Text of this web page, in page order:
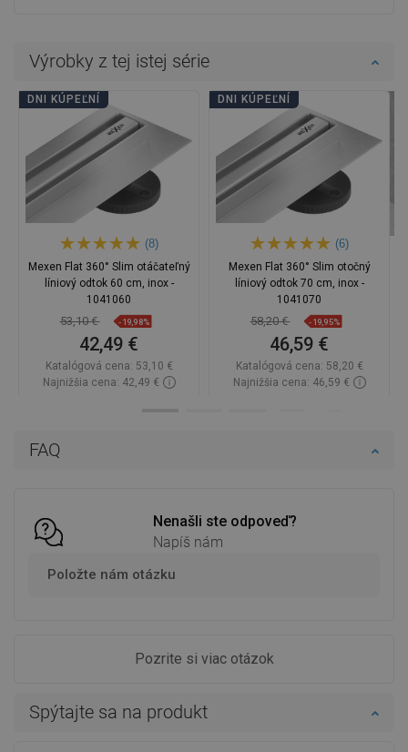
FAQ
Nenašli ste odpoveď?
Napíš nám
Položte nám otázku
Pozrite si viac otázok
Spýtajte sa na produkt
Výrobky z tej istej série
DNI KÚPEĽNÍ
(8)
Mexen Flat 360° Slim otáčateľný
líniový odtok 60 cm, inox -
1041060
53,10 € -19,98%
42,49 €
Katalógová cena: 53,10 €
Najnižšia cena: 42,49 €
DNI KÚPEĽNÍ
(6)
Mexen Flat 360° Slim otočný
líniový odtok 70 cm, inox -
1041070
58,20 € -19,95%
46,59 €
Katalógová cena: 58,20 €
Najnižšia cena: 46,59 €